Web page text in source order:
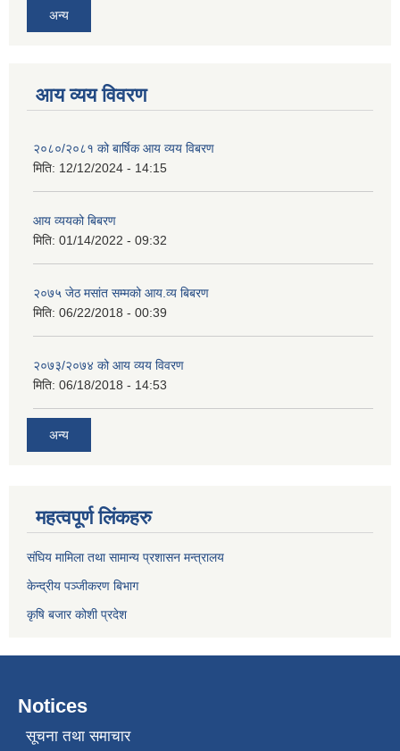
अन्य
आय व्यय विवरण
२०८०/२०८१ को बार्षिक आय व्यय विबरण
मिति: 12/12/2024 - 14:15
आय व्ययको बिबरण
मिति: 01/14/2022 - 09:32
२०७५ जेठ मसांत सम्मको आय.व्य बिबरण
मिति: 06/22/2018 - 00:39
२०७३/२०७४ को आय व्यय विवरण
मिति: 06/18/2018 - 14:53
अन्य
महत्वपूर्ण लिंकहरु
संघिय मामिला तथा सामान्य प्रशासन मन्त्रालय
केन्द्रीय पञ्जीकरण बिभाग
कृषि बजार कोशी प्रदेश
Notices
सूचना तथा समाचार